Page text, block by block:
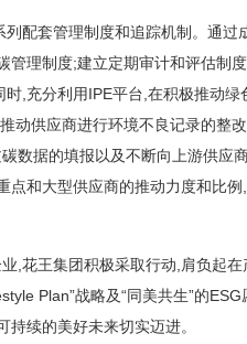
配套管理制度和追踪机制。通过
管理制度;建立定期审计和评估制
,充分利用IPE平台,在积极推动
动供应商进行环境不良记录的整
数据的填报以及不断向上游供应
点和大型供应商的推动力度和比
,花王集团积极采取行动,肩负起
Plan”战略及“同美共生”的
续的美好未来切实迈进。